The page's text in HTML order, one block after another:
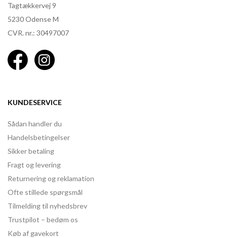
Tagtækkervej 9
5230 Odense M
CVR. nr.: 30497007
KUNDESERVICE
Sådan handler du
Handelsbetingelser
Sikker betaling
Fragt og levering
Returnering og reklamation
Ofte stillede spørgsmål
Tilmelding til nyhedsbrev
Trustpilot – bedøm os
Køb af gavekort